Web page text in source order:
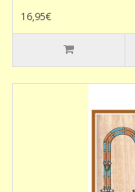
16,95€